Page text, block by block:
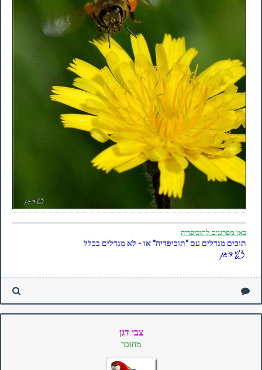
כאן מפרגנים לתוכיפדיה
תוכים מגדלים עם "תוכיפדיה" או - לא מגדלים בכלל
צבי דגן
מחובר